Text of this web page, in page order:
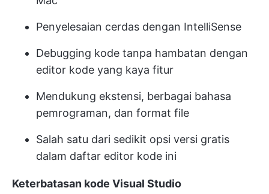
Penyelesaian cerdas dengan IntelliSense
Debugging kode tanpa hambatan dengan
editor kode yang kaya fitur
Mendukung ekstensi, berbagai bahasa
pemrograman, dan format file
Salah satu dari sedikit opsi versi gratis
dalam daftar editor kode ini
Keterbatasan kode Visual Studio